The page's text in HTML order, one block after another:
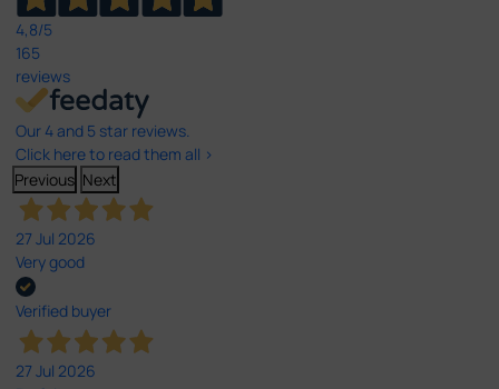
4,8/5
165
reviews
Our 4 and 5 star reviews.
Click here to read them all >
Previous Next
27 Jul 2026
Very good
Verified buyer
27 Jul 2026